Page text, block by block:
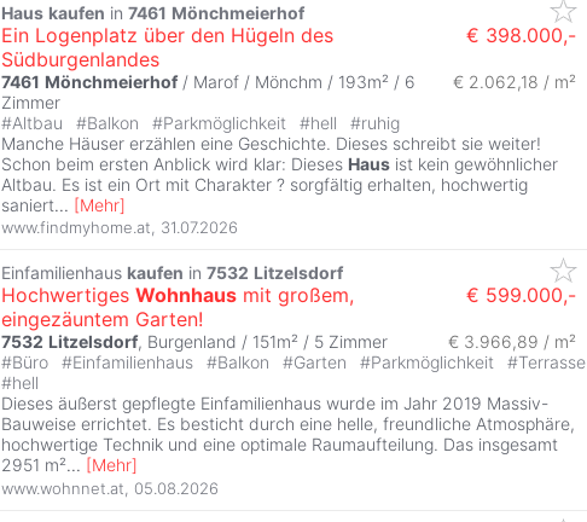
Haus kaufen in 7461 Mönchmeierhof
Ein Logenplatz über den Hügeln des
Südburgenlandes
€ 398.000,-
7461 Mönchmeierhof / Marof / Mönchm / 193m² / 6
Zimmer
€ 2.062,18 / m²
#Altbau #Balkon #Parkmöglichkeit #hell #ruhig
Manche Häuser erzählen eine Geschichte. Dieses schreibt sie weiter!
Schon beim ersten Anblick wird klar: Dieses Haus ist kein gewöhnlicher
Altbau. Es ist ein Ort mit Charakter ? sorgfältig erhalten, hochwertig
saniert... [Mehr]
www.findmyhome.at, 31.07.2026
Einfamilienhaus kaufen in 7532 Litzelsdorf
Hochwertiges Wohnhaus mit großem,
eingezäuntem Garten!
€ 599.000,-
7532 Litzelsdorf, Burgenland / 151m² / 5 Zimmer € 3.966,89 / m²
#Büro #Einfamilienhaus #Balkon #Garten #Parkmöglichkeit #Terrasse
#hell
Dieses äußerst gepflegte Einfamilienhaus wurde im Jahr 2019 Massiv-
Bauweise errichtet. Es besticht durch eine helle, freundliche Atmosphäre,
hochwertige Technik und eine optimale Raumaufteilung. Das insgesamt
2951 m²... [Mehr]
www.wohnnet.at 05.08.2026